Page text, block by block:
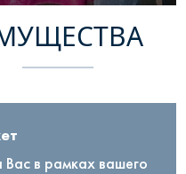
в рамках вашего